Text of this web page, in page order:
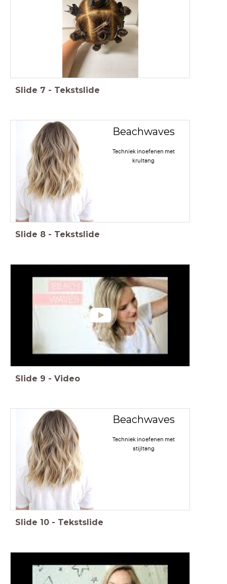
Slide 7 - Tekstslide
Beachwaves
Techniek inoefenen met
krultang
Slide 8 - Tekstslide
Slide 9 - Video
Beachwaves
Techniek inoefenen met
stijltang
Slide 10 - Tekstslide